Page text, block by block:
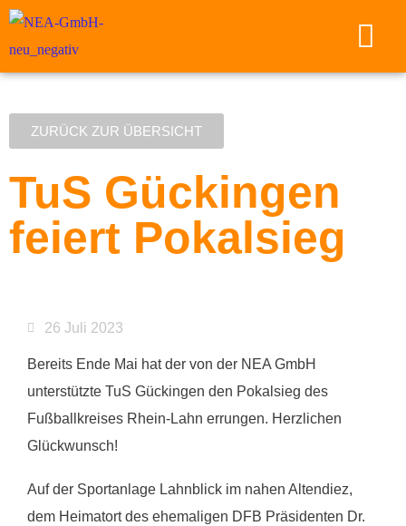
ZURÜCK ZUR ÜBERSICHT
TuS Gückingen
feiert Pokalsieg
26 Juli 2023
Bereits Ende Mai hat der von der NEA GmbH
unterstützte TuS Gückingen den Pokalsieg des
Fußballkreises Rhein-Lahn errungen. Herzlichen
Glückwunsch!
Auf der Sportanlage Lahnblick im nahen Altendiez,
dem Heimatort des ehemaligen DFB Präsidenten Dr.